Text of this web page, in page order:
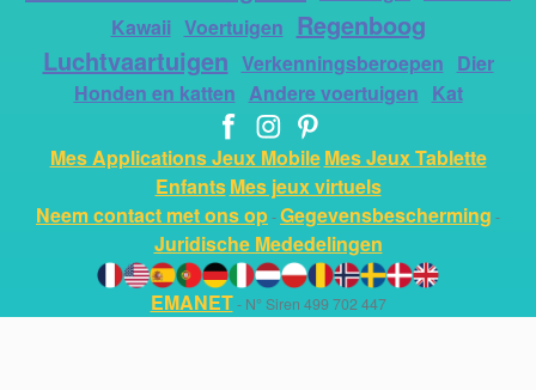
Kawaii Voertuigen Regenboog
Luchtvaartuigen Verkenningsberoepen Dier
Honden en katten Andere voertuigen Kat
Mes Applications Jeux MobileMes Jeux Tablette
EnfantsMes jeux virtuels
Neem contact met ons op-Gegevensbescherming -
Juridische Mededelingen
EMANET- N° Siren 499 702 447